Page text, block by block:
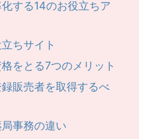
する14のお役立ちア
ちサイト
をとる7つのメリット
販売者を取得するべ
事務の違い